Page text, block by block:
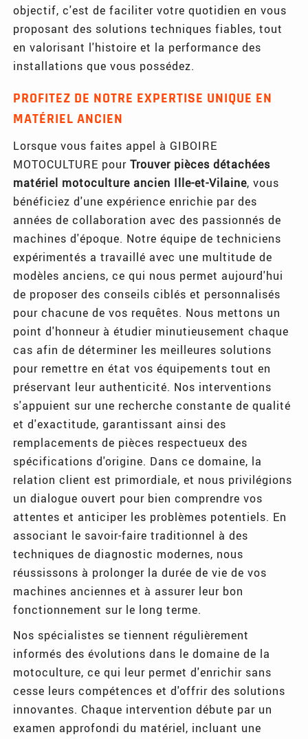
objectif, c'est de faciliter votre quotidien en vous
proposant des solutions techniques fiables, tout
en valorisant l'histoire et la performance des
installations que vous possédez.
PROFITEZ DE NOTRE EXPERTISE UNIQUE EN
MATÉRIEL ANCIEN
Lorsque vous faites appel à GIBOIRE
MOTOCULTURE pourTrouver pièces détachées
matériel motoculture ancien Ille-et-Vilaine, vous
bénéficiez d'une expérience enrichie par des
années de collaboration avec des passionnés de
machines d'époque. Notre équipe de techniciens
expérimentés a travaillé avec une multitude de
modèles anciens, ce qui nous permet aujourd'hui
de proposer des conseils ciblés et personnalisés
pour chacune de vos requêtes. Nous mettons un
point d'honneur à étudier minutieusement chaque
cas afin de déterminer les meilleures solutions
pour remettre en état vos équipements tout en
préservant leur authenticité. Nos interventions
s'appuient sur une recherche constante de qualité
et d'exactitude, garantissant ainsi des
remplacements de pièces respectueux des
spécifications d'origine. Dans ce domaine, la
relation client est primordiale, et nous privilégions
un dialogue ouvert pour bien comprendre vos
attentes et anticiper les problèmes potentiels. En
associant le savoir-faire traditionnel à des
techniques de diagnostic modernes, nous
réussissons à prolonger la durée de vie de vos
machines anciennes et à assurer leur bon
fonctionnement sur le long terme.
Nos spécialistes se tiennent régulièrement
informés des évolutions dans le domaine de la
motoculture, ce qui leur permet d'enrichir sans
cesse leurs compétences et d'offrir des solutions
innovantes. Chaque intervention débute par un
examen approfondi du matériel, incluant une